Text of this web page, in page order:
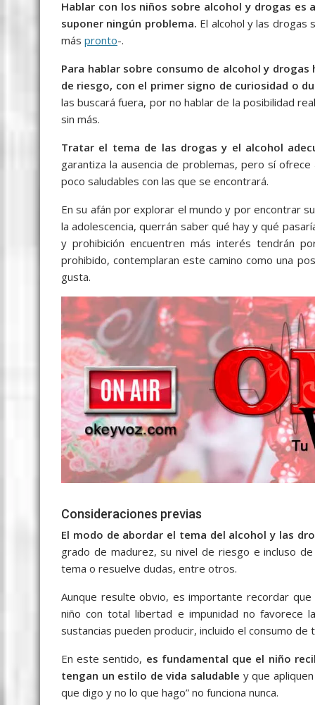
c
e
b
o
o
k
i
t
t
e
r
a
i
l
a
t
A
p
s
s
n
g
r
y
p
l
e
r
a
a
r
Hablar con los niños sobre alcohol y drogas
suponer ningún problema. El alcohol y las drogas
más pronto-.
Para hablar sobre consumo de alcohol y
de riesgo, con el primer signo de curiosidad o
las buscará fuera, por no hablar de la posibilidad
sin más.
Tratar el tema de las drogas y el alcohol
garantiza la ausencia de problemas, pero sí
poco saludables con las que se encontrará.
En su afán por explorar el mundo y por encontrar
la adolescencia, querrán saber qué hay y qué
y prohibición encuentren más interés tendrán
prohibido, contemplaran este camino como una
gusta.
Consideraciones previas
El modo de abordar el tema del alcohol y las
grado de madurez, su nivel de riesgo e incluso
tema o resuelve dudas, entre otros.
Aunque resulte obvio, es importante recordar
niño con total libertad e impunidad no favorece
sustancias pueden producir, incluido el consumo de
En este sentido, es fundamental que el niño
tengan un estilo de vida saludable y que
que digo y no lo que hago” no funciona nunca.